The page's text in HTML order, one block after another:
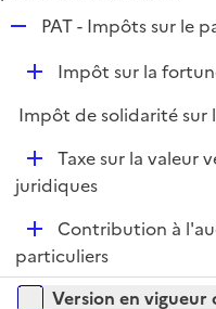
p
i
e
r
PAT - Impôts sur le
D
p
i
e
Impôt sur la
Impôt de solidarité sur
D
é
i
e
Taxe sur la valeur
juridiques
D
é
p
Contribution à
particuliers
Versions sur la période
Version en vigueur